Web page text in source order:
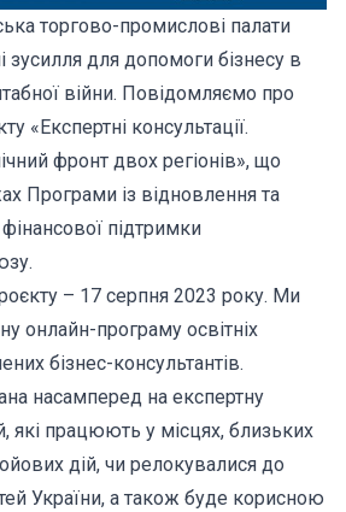
торгово-промислові палати
зусилля для допомоги бізнесу в
війни. Повідомляємо про
«Експертні консультації.
фронт двох регіонів», що
Програми із відновлення та
підтримки
– 17 серпня 2023 року. Ми
онлайн-програму освітніх
бізнес-консультантів.
насамперед на експертну
які працюють у місцях, близьких
дій, чи релокувалися до
України, а також буде корисною